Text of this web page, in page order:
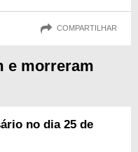
COMPARTILHAR
e morreram
no dia 25 de